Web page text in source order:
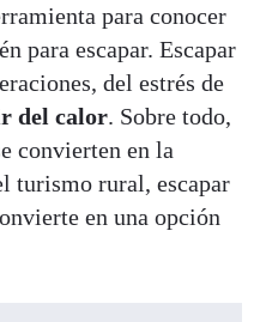
para conocer
para escapar. Escapar
del estrés de
del calor. Sobre todo,
convierten en la
turismo rural, escapar
en una opción